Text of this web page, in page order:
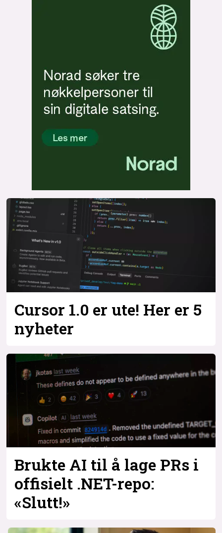
Cursor 1.0 er ute! Her er 5
nyheter
Brukte AI til å lage PRs i
offisielt .NET-repo:
«Slutt!»